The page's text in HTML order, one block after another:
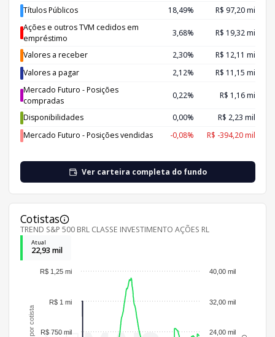
Títulos Públicos
18,49%
R$ 97,20 mi
Ações e outros TVM cedidos em
empréstimo
3,68% R$ 19,32 mi
Valores a receber 2,30%
R$ 12,11 mi
Valores a pagar
2,12%
R$ 11,15 mi
Mercado Futuro - Posições
compradas
0,22% R$ 1,16 mi
Disponibilidades 0,00%
R$ 2,23 mil
Mercado Futuro - Posições vendidas
-0,08% R$ -394,20 mil
Ver carteira completa do fundo
Cotistas
TREND S&P 500 BRL CLASSE INVESTIMENTO AÇÕES RL
Atual
22,93 mil
24,00 mil
32,00 mil
40,00 mil
R$ 750 mil
R$ 1 mi
R$ 1,25 mi